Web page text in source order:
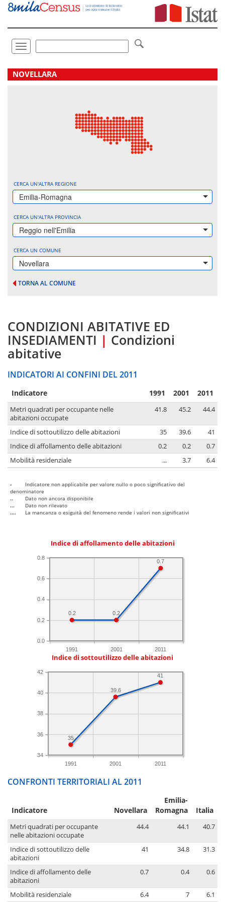
Vai
direttamente
Toggle
navigation
.
NOVELLARA
CERCA UN'ALTRA REGIONE
Emilia-Romagna
CERCA UN'ALTRA PROVINCIA
Reggio nell'Emilia
CERCA UN COMUNE
Novellara
TORNA AL COMUNE
CONDIZIONI ABITATIVE ED
INSEDIAMENTI | Condizioni
abitative
INDICATORI AI CONFINI DEL 2011
Indicatore 1991 2001 2011
Metri quadrati per occupante nelle
abitazioni occupate
41.8 45.2 44.4
Indice di sottoutilizzo delle abitazioni 35 39.6
41
Indice di affollamento delle abitazioni
0.2 0.2
0.7
Mobilità residenziale
... 3.7 6.4
-
Indicatore non applicabile per valore nullo o poco significativo del
denominatore
..
Dato non ancora disponibile
...
Dato non rilevato
....
La mancanza o esiguità del fenomeno rende i valori non significativi
Indice di affollamento delle abitazioni
1991 2001 2011
0.0
0.2
0.4
0.6
0.8
0.7
0.2
0.2
Indice di sottoutilizzo delle abitazioni
1991 2001 2011
34
36
38
40
42
41
39.6
35
CONFRONTI TERRITORIALI AL 2011
Indicatore Novellara
Emilia-
Romagna
Italia
Metri quadrati per occupante
nelle abitazioni occupate
44.4 44.1 40.7
Indice di sottoutilizzo delle
abitazioni
41 34.8 31.3
Indice di affollamento delle
abitazioni
0.7 0.4 0.6
Mobilità residenziale 6.4 7 6.1